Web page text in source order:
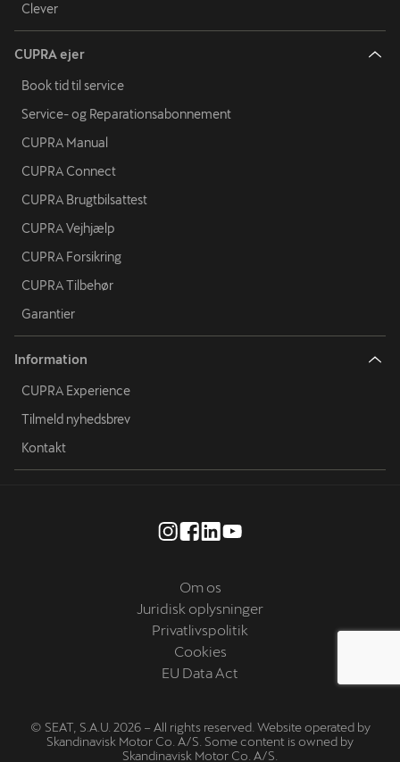
Clever
CUPRA ejer
Book tid til service
Service- og Reparationsabonnement
CUPRA Manual
CUPRA Connect
CUPRA Brugtbilsattest
CUPRA Vejhjælp
CUPRA Forsikring
CUPRA Tilbehør
Garantier
Information
CUPRA Experience
Tilmeld nyhedsbrev
Kontakt
Om os
Juridisk oplysninger
Privatlivspolitik
Cookies
EU Data Act
© SEAT, S.A.U. 2026 – All rights reserved. Website operated by
Skandinavisk Motor Co. A/S. Some content is owned by
Skandinavisk Motor Co. A/S.